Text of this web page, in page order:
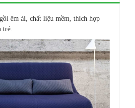
êm ái, chất liệu mềm, thích hợp
trẻ.